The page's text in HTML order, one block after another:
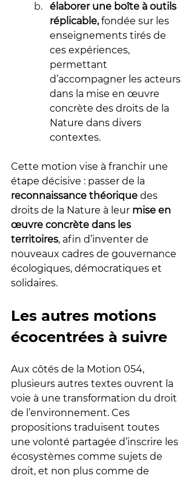
élaborer une boîte à outils
réplicable, fondée sur les
enseignements tirés de
ces expériences,
permettant
d’accompagner les acteurs
dans la mise en œuvre
concrète des droits de la
Nature dans divers
contextes.
Cette motion vise à franchir une
étape décisive : passer de la
reconnaissance théorique des
droits de la Nature à leur mise en
œuvre concrète dans les
territoires, afin d’inventer de
nouveaux cadres de gouvernance
écologiques, démocratiques et
solidaires.
Les autres motions
écocentrées à suivre
Aux côtés de la Motion 054,
plusieurs autres textes ouvrent la
voie à une transformation du droit
de l’environnement. Ces
propositions traduisent toutes
une volonté partagée d’inscrire les
écosystèmes comme sujets de
droit, et non plus comme de